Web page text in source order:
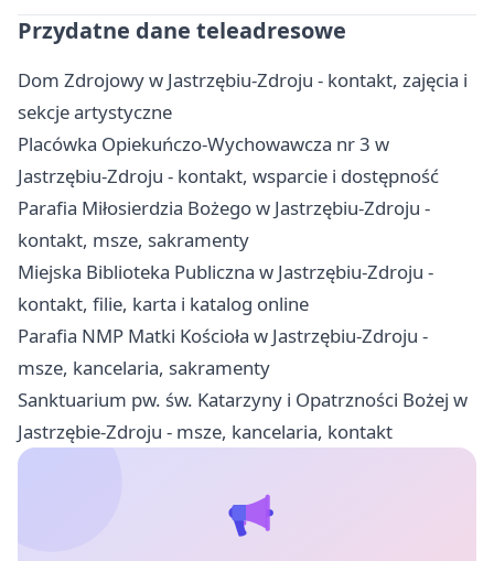
Przydatne dane teleadresowe
Dom Zdrojowy w Jastrzębiu-Zdroju - kontakt, zajęcia i
sekcje artystyczne
Placówka Opiekuńczo-Wychowawcza nr 3 w
Jastrzębiu-Zdroju - kontakt, wsparcie i dostępność
Parafia Miłosierdzia Bożego w Jastrzębiu-Zdroju -
kontakt, msze, sakramenty
Miejska Biblioteka Publiczna w Jastrzębiu-Zdroju -
kontakt, filie, karta i katalog online
Parafia NMP Matki Kościoła w Jastrzębiu-Zdroju -
msze, kancelaria, sakramenty
Sanktuarium pw. św. Katarzyny i Opatrzności Bożej w
Jastrzębie-Zdroju - msze, kancelaria, kontakt